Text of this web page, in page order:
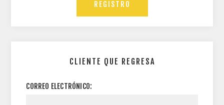
REGISTRO
CLIENTE QUE REGRESA
CORREO ELECTRÓNICO: